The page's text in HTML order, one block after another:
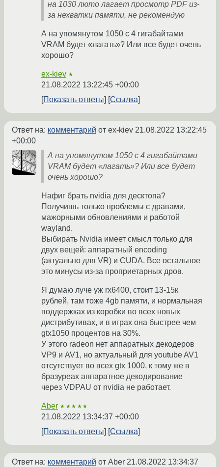
на 1030 люто лагает просмотр PDF из-
за нехватки памяти, не рекомендую
А на упомянутом 1050 с 4 гигабайтами
VRAM будет «лагать»? Или все будет очень
хорошо?
ex-kiev ★
21.08.2022 13:22:45 +00:00
Показать ответы
Ссылка
Ответ на: комментарий от ex-kiev 21.08.2022 13:22:45
+00:00
А на упомянутом 1050 с 4 гигабайтами
VRAM будет «лагать»? Или все будет
очень хорошо?
Нафиг брать nvidia для десктопа?
Получишь только проблемы с дравами,
мажорными обновлениями и работой
wayland.
Выбирать Nvidia имеет смысл только для
двух вещей: аппаратный encoding
(актуально для VR) и CUDA. Все остальное
это минусы из-за проприетарных дров.
Я думаю луче уж rx6400, стоит 13-15к
рублей, там тоже 4gb памяти, и нормальная
поддержках из коробки во всех новых
дистрибутивах, и в играх она быстрее чем
gtx1050 процентов на 30%.
У этого radeon нет аппаратных декодеров
VP9 и AV1, но актуальный для youtube AV1
отсутствует во всех gtx 1000, к тому же в
бразуреах аппаратное декодирование
через VDPAU от nvidia не работает.
Aber ★★★★★
21.08.2022 13:34:37 +00:00
Показать ответы
Ссылка
Ответ на: комментарий от Aber 21.08.2022 13:34:37